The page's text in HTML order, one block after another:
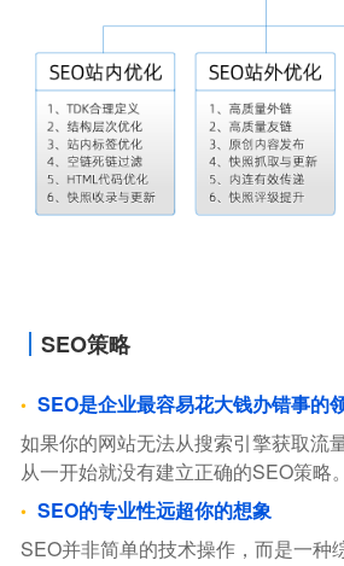
SEO策略
SEO是企业最容易花大钱办错事的
如果你的网站无法从搜索引擎获取流
从一开始就没有建立正确的SEO策略。
SEO的专业性远超你的想象
SEO并非简单的技术操作，而是一种